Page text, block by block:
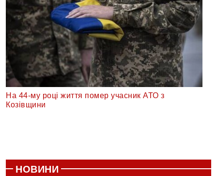
На 44-му році життя помер учасник АТО з
Козівщини
НОВИНИ